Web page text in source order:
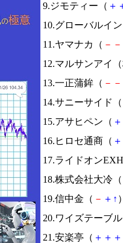
9.ジモティー（ ＋
10.グローバルイ
11.ヤマナカ（ － －
12.マルサンアイ
13.一正蒲鉾（ － －
14.サニーサイド（
15.アサヒペン（ ＋
16.ヒロセ通商（ ＋
17.ライドオン
18.株式会社大冷（
19.信中金（ － ＋ ↑
20.ワイズテーブ
21.安楽亭（ ＋ ＋ ＋